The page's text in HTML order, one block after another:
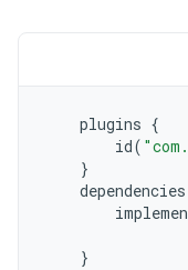
plugins {
id(
}
dependencies
}